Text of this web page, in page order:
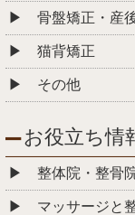
骨盤矯正・産
猫背矯正
その他
お役立ち情
整体院・整骨
マッサージと